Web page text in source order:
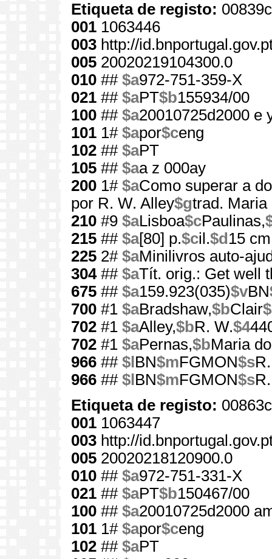
Etiqueta de registo:
001 1063446
003 http://
005 20020219104300.0
010 ## $a972-751-359-X
021 ## $aPT$b155934/00
100 ## $a20010725d2000 e
101 1# $apor$ceng
102 ## $aPT
105 ## $aa z 000ay
200 1# $aComo superar a
por R. W. Alley$gtrad. Maria
210 #9 $aLisboa$cPaulinas,
215 ## $a[80] p.$cil.$d 15 cm
225 2# $aMinilivros auto-
304## $aTít. orig.: Get well
675 ## $a159.923(035)$vBN
700 #1 $aBradshaw,$bClair
702 #1 $aAlley,$bR. W.$4
702 #1 $aPernas,$bMaria
966 ## $l BN$mFGMON$s
966 ## $l BN$mFGMON$s
Etiqueta de registo:
001 1063447
003 http://
005 20020218120900.0
010 ## $a972-751-331-X
021 ## $aPT$b150467/00
100 ## $a20010725d2000
101 1# $apor$ceng
102 ## $aPT